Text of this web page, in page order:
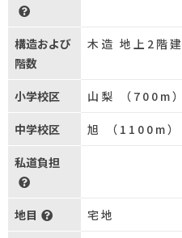
構造および
階数
木造 地上2階建
小学校区 山梨 （700m）
中学校区 旭 （1100m）
私道負担
地目 宅地